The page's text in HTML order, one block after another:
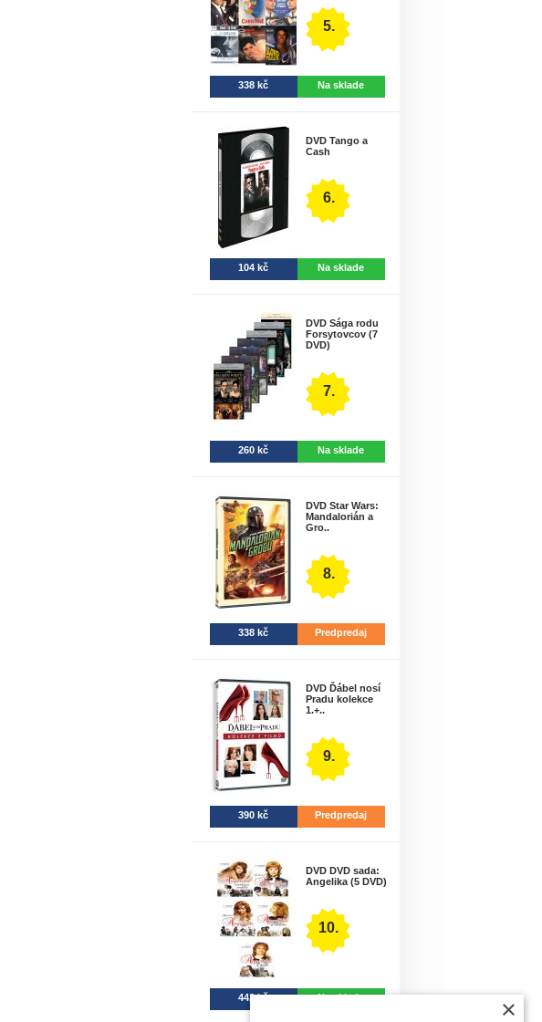
5.
338 kč Na sklade
DVD Tango a
Cash
6.
104 kč Na sklade
DVD Sága rodu
Forsytovcov (7
DVD)
7.
260 kč Na sklade
DVD Star Wars:
Mandalorián a
Gro..
8.
338 kč Predpredaj
DVD Ďábel nosí
Pradu kolekce
1.+..
9.
390 kč Predpredaj
DVD DVD sada:
Angelika (5 DVD)
10.
442 kč Na sklade ×